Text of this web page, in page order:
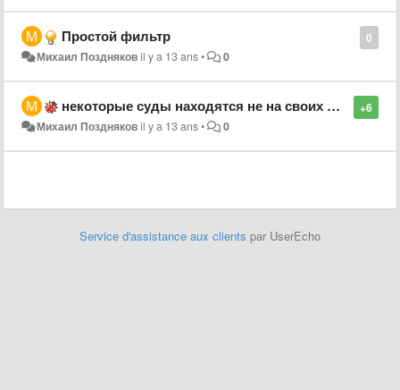
0
Простой фильтр
Михаил Поздняковil y a 13 ans• 0
+6
некоторые суды находятся не на своих местах
Михаил Поздняковil y a 13 ans• 0
Service d'assistance aux clients par UserEcho